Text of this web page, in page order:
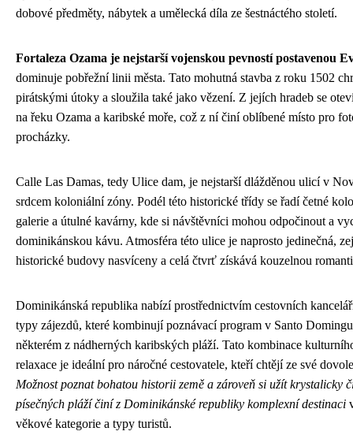
dobové předměty, nábytek a umělecká díla ze šestnáctého století.
Fortaleza Ozama je nejstarší vojenskou pevností postavenou
dominuje pobřežní linii města. Tato mohutná stavba z roku 1502
pirátskými útoky a sloužila také jako vězení. Z jejích hradeb se
na řeku Ozama a karibské moře, což z ní činí oblíbené místo pro
procházky.
Calle Las Damas, tedy Ulice dam, je nejstarší dlážděnou ulicí v
srdcem koloniální zóny. Podél této historické třídy se řadí četné
galerie a útulné kavárny, kde si návštěvníci mohou odpočinout a
dominikánskou kávu. Atmosféra této ulice je naprosto jedinečná,
historické budovy nasvíceny a celá čtvrť získává kouzelnou
Dominikánská republika nabízí prostřednictvím cestovních
typy zájezdů, které kombinují poznávací program v Santo
některém z nádherných karibských pláží. Tato kombinace
relaxace je ideální pro náročné cestovatele, kteří chtějí ze své
Možnost poznat bohatou historii země a zároveň si užít krystalicky
písečných pláží činí z Dominikánské republiky komplexní destinaci
věkové kategorie a typy turistů.